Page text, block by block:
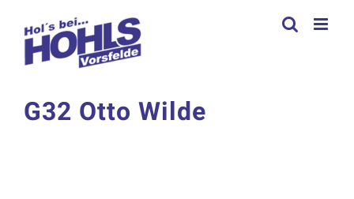
Inhalt
springen
G32 Otto Wilde